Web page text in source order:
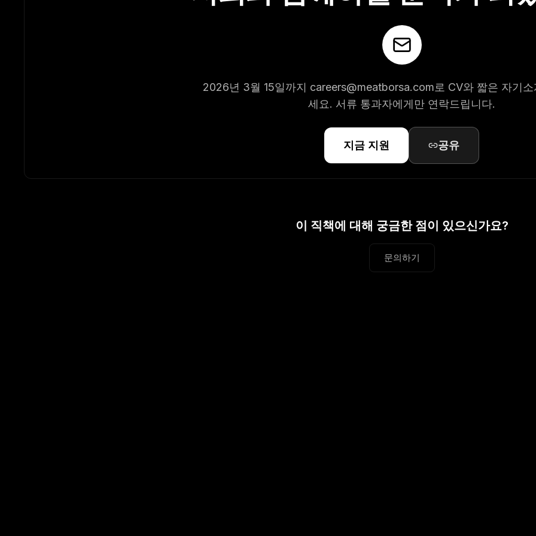
2026년 3월 15일까지 careers@meatborsa.com로 CV와 짧은 자기
세요. 서류 통과자에게만 연락드립니다.
지금 지원 공유
이 직책에 대해 궁금한 점이 있으신가요?
문의하기